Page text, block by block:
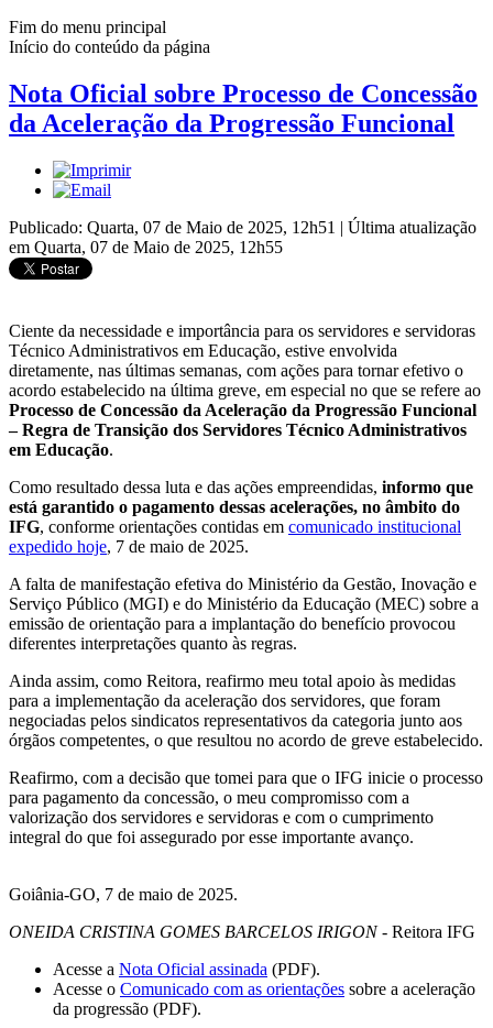
Fim do menu principal
Início do conteúdo da página
Nota Oficial sobre Processo de Concessão
da Aceleração da Progressão Funcional
Publicado: Quarta, 07 de Maio de 2025, 12h51 | Última atualização
em Quarta, 07 de Maio de 2025, 12h55
Ciente da necessidade e importância para os servidores e servidoras
Técnico Administrativos em Educação, estive envolvida
diretamente, nas últimas semanas, com ações para tornar efetivo o
acordo estabelecido na última greve, em especial no que se refere ao
Processo de Concessão da Aceleração da Progressão Funcional
– Regra de Transição dos Servidores Técnico Administrativos
em Educação.
Como resultado dessa luta e das ações empreendidas, informo que
está garantido o pagamento dessas acelerações, no âmbito do
IFG, conforme orientações contidas em comunicado institucional
expedido hoje, 7 de maio de 2025.
A falta de manifestação efetiva do Ministério da Gestão, Inovação e
Serviço Público (MGI) e do Ministério da Educação (MEC) sobre a
emissão de orientação para a implantação do benefício provocou
diferentes interpretações quanto às regras.
Ainda assim, como Reitora, reafirmo meu total apoio às medidas
para a implementação da aceleração dos servidores, que foram
negociadas pelos sindicatos representativos da categoria junto aos
órgãos competentes, o que resultou no acordo de greve estabelecido.
Reafirmo, com a decisão que tomei para que o IFG inicie o processo
para pagamento da concessão, o meu compromisso com a
valorização dos servidores e servidoras e com o cumprimento
integral do que foi assegurado por esse importante avanço.
Goiânia-GO, 7 de maio de 2025.
ONEIDA CRISTINA GOMES BARCELOS IRIGON - Reitora IFG
Acesse a Nota Oficial assinada (PDF).
Acesse o Comunicado com as orientações sobre a aceleração
da progressão (PDF).